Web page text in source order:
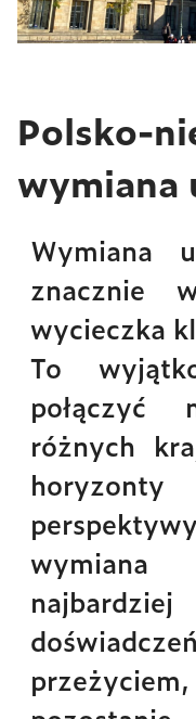
Polsko-
wymiana
Wymiana
znacznie
wycieczka
To
połączyć
różnych